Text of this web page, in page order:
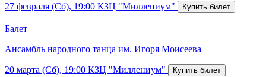
27 февраля (Сб), 19:00 КЗЦ "Миллениум"
Балет
Ансамбль народного танца им. Игоря Моисеева
20 марта (Сб), 19:00 КЗЦ "Миллениум"